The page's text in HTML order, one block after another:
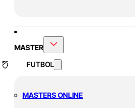
MASTER
FUTBOL
MASTERS ONLINE